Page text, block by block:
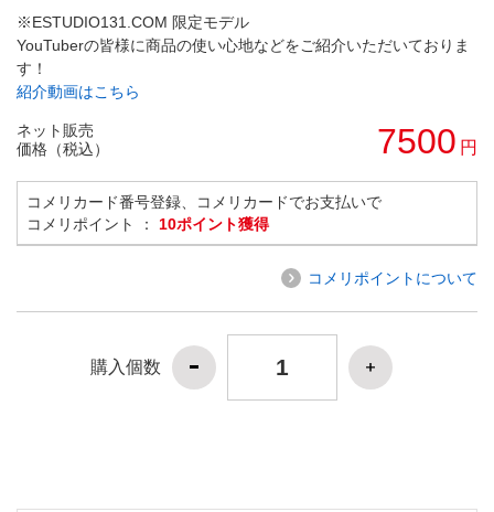
※ESTUDIO131.COM 限定モデル
YouTuberの皆様に商品の使い心地などをご紹介いただいておりま
す！
紹介動画はこちら
ネット販売
価格（税込）
7500 円
コメリカード番号登録、コメリカードでお支払いで
コメリポイント ： 10ポイント獲得
コメリポイントについて
購入個数